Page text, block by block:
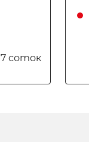
7 соток